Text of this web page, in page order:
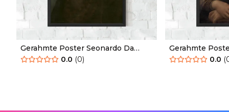
Gerahmte Poster Seonardo Da
Vinci Saint John The Baptist
0.0 (0)
Gerahmte
Leonardo Da
0.0 (